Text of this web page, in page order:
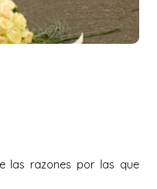
las razones por las que